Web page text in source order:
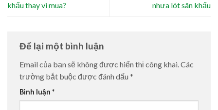
khấu thay vì mua?
nhựa lót sân khấu
Để lại một bình luận
Email của bạn sẽ không được hiển thị công khai. Các
trường bắt buộc được đánh dấu *
Bình luận *